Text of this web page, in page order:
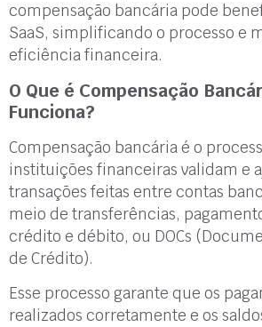
compensação bancária pode
SaaS, simplificando o processo e
eficiência financeira.
O Que é Compensação
Funciona?
Compensação bancária é o
instituições financeiras validam e
transações feitas entre contas
meio de transferências,
crédito e débito, ou DOCs
de Crédito).
Esse processo garante que os
realizados corretamente e os